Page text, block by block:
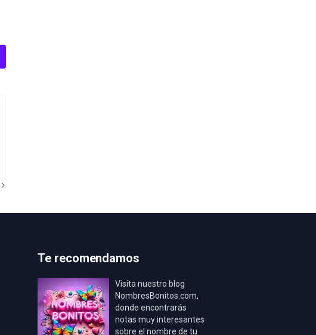
Te recomendamos
Visita nuestro blog
NombresBonitos.com,
donde encontrarás
notas muy interesantes
sobre el nombre de tu